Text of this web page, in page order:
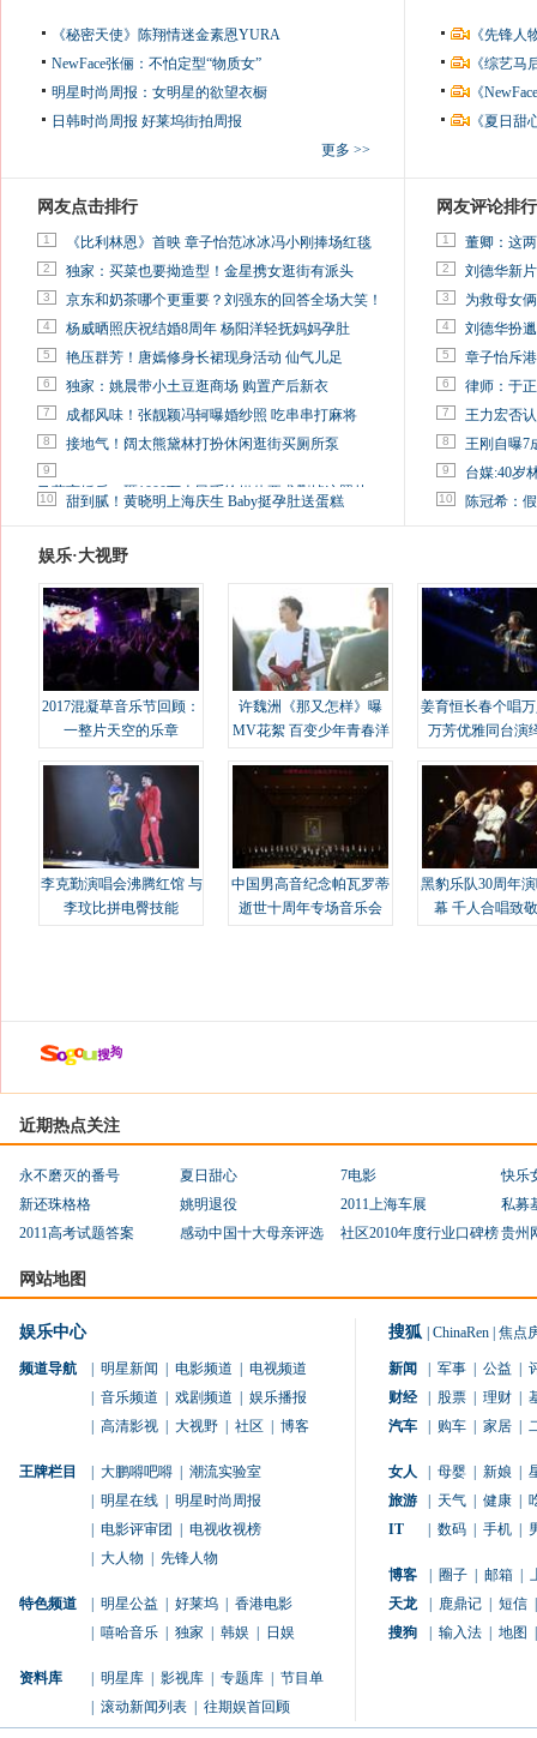
《秘密天使》陈翔情迷金素恩YURA
NewFace张俪：不怕定型“物质女”
明星时尚周报：女明星的欲望衣橱
日韩时尚周报 好莱坞街拍周报
更多 >>
《先锋
《综艺
《
《夏日
网友点击排行
1 《比利林恩》首映 章子怡范冰冰冯小刚捧场红毯
2 独家：买菜也要拗造型！金星携女逛街有派头
3 京东和奶茶哪个更重要？刘强东的回答全场大笑！
4 杨威晒照庆祝结婚8周年 杨阳洋轻抚妈妈孕肚
5 艳压群芳！唐嫣修身长裙现身活动 仙气儿足
6 独家：姚晨带小土豆逛商场 购置产后新衣
7 成都风味！张靓颖冯轲曝婚纱照 吃串串打麻将
8 接地气！阔太熊黛林打扮休闲逛街买厕所泵
9
马蓉离婚后，砸1000万人民币给媒体要求删掉这照片
10 甜到腻！黄晓明上海庆生 Baby挺孕肚送蛋糕
网友评论排行
1 董卿：这
2 刘德华新
3 为救母女
4 刘德华扮
5 章子怡斥
6 律师：于
7 王力宏否
8 王刚自曝7
9 台媒:40岁
10 陈冠希：
娱乐·大视野
2017混凝草音乐节回顾：
一整片天空的乐章
许魏洲《那又怎样》曝
MV花絮 百变少年青春洋
姜育恒长春个唱
万芳优雅同台演
李克勤演唱会沸腾红馆 与
李玟比拼电臀技能
中国男高音纪念帕瓦罗蒂
逝世十周年专场音乐会
黑豹乐队30周年
幕 千人合唱致
近期热点关注
永不磨灭的番号 夏日甜心 7电影
快乐
新还珠格格
姚明退役 2011上海车展
私募
2011高考试题答案
感动中国十大母亲评选 社区2010年度行业口碑榜贵州
网站地图
娱乐中心
频道导航 明星新闻 电影频道
电视频道
音乐频道 戏剧频道
娱乐播报
高清影视 大视野 社区 博客
王牌栏目 大鹏嘚吧嘚
潮流实验室
明星在线
明星时尚周报
电影评审团
电视收视榜
大人物 先锋人物
特色频道 明星公益 好莱坞
香港电影
嘻哈音乐 独家 韩娱 日娱
资料库 明星库 影视库 专题库
节目单
滚动新闻列表 往期娱首回顾
搜狐 ChinaRen 焦点
新闻 军事 公益
财经
股票 理财
汽车
购车 家居
女人 母婴 新娘
旅游
天气 健康
IT
数码 手机
博客 圈子 邮箱
天龙
鹿鼎记 短信
搜狗
输入法 地图